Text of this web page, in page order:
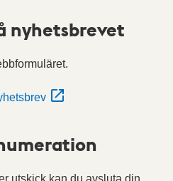
nyhetsbrevet
utskick kan du avsluta din